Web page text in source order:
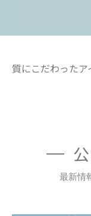
質にこだわった
最新情